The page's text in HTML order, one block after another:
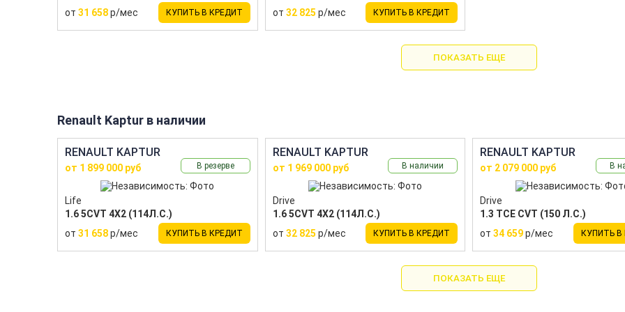
от 31 658р/мес КУПИТЬ В КРЕДИТ
от 32 825 р/мес КУПИТЬ В КРЕДИТ
ПОКАЗАТЬ ЕЩЕ
Renault Kaptur в наличии
RENAULT KAPTUR
от 1 899 000 руб В резерве
Life
1.6 5CVT 4X2 (114Л.С.)
от 31 658р/мес КУПИТЬ В КРЕДИТ
RENAULT KAPTUR
от 1 969 000 руб В наличии
Drive
1.6 5CVT 4X2 (114Л.С.)
от 32 825 р/мес КУПИТЬ В КРЕДИТ
RENAULT KAPTUR
от 2 079 000 руб В
Drive
1.3 TCE CVT (150 Л.С.)
от 34 659р/мес КУПИТЬ В
ПОКАЗАТЬ ЕЩЕ